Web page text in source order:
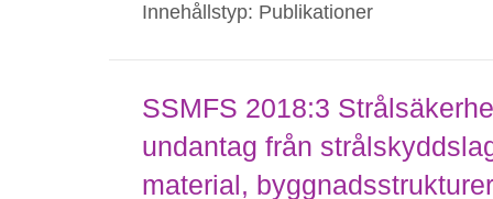
Innehållstyp: Publikationer
SSMFS 2018:3
undantag från
material,